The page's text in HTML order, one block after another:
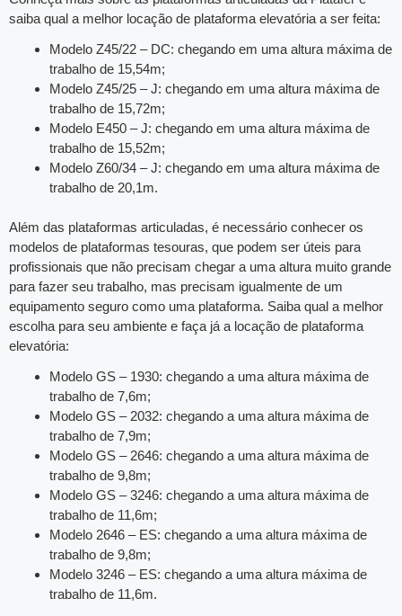
saiba qual a melhor locação de plataforma elevatória a ser feita:
Modelo Z45/22 – DC: chegando em uma altura máxima de
trabalho de 15,54m;
Modelo Z45/25 – J: chegando em uma altura máxima de
trabalho de 15,72m;
Modelo E450 – J: chegando em uma altura máxima de
trabalho de 15,52m;
Modelo Z60/34 – J: chegando em uma altura máxima de
trabalho de 20,1m.
Além das plataformas articuladas, é necessário conhecer os
modelos de plataformas tesouras, que podem ser úteis para
profissionais que não precisam chegar a uma altura muito grande
para fazer seu trabalho, mas precisam igualmente de um
equipamento seguro como uma plataforma. Saiba qual a melhor
escolha para seu ambiente e faça já a locação de plataforma
elevatória:
Modelo GS – 1930: chegando a uma altura máxima de
trabalho de 7,6m;
Modelo GS – 2032: chegando a uma altura máxima de
trabalho de 7,9m;
Modelo GS – 2646: chegando a uma altura máxima de
trabalho de 9,8m;
Modelo GS – 3246: chegando a uma altura máxima de
trabalho de 11,6m;
Modelo 2646 – ES: chegando a uma altura máxima de
trabalho de 9,8m;
Modelo 3246 – ES: chegando a uma altura máxima de
trabalho de 11,6m.